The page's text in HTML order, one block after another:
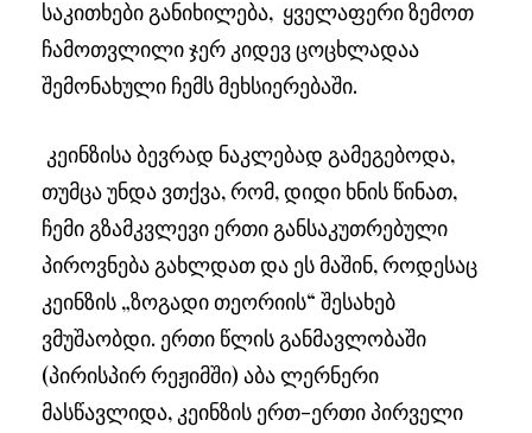
საკითხები განიხილება, ყველაფერი ზემოთ
ჩამოთვლილი ჯერ კიდევ ცოცხლადაა
შემონახული ჩემს მეხსიერებაში.
კეინზისა ბევრად ნაკლებად გამეგებოდა,
თუმცა უნდა ვთქვა, რომ, დიდი ხნის წინათ,
ჩემი გზამკვლევი ერთი განსაკუთრებული
პიროვნება გახლდათ და ეს მაშინ, როდესაც
კეინზის „ზოგადი თეორიის“ შესახებ
ვმუშაობდი. ერთი წლის განმავლობაში
(პირისპირ რეჟიმში) აბა ლერნერი
მასწავლიდა, კეინზის ერთ-ერთი პირველი